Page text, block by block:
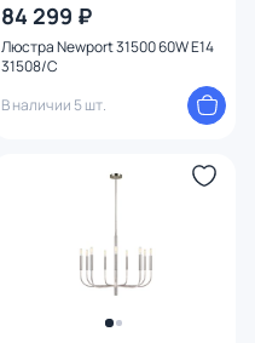
84 299 ₽
Люстра Newport 31500 60W E14
31508/C
В наличии 5 шт.